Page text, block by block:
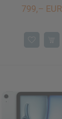
799,– EUR